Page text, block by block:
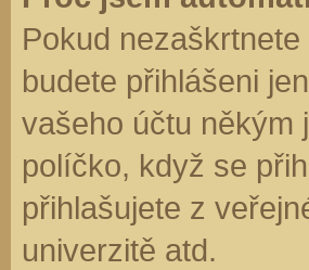
Pokud
budete přihlášeni
vašeho účtu někým
políčko, když se
přihlašujete z
univerzitě atd.